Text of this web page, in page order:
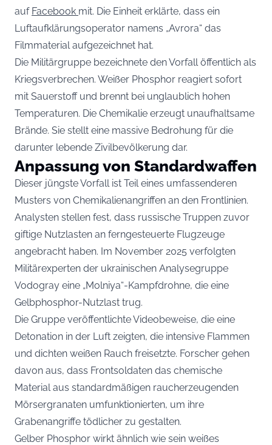
auf Facebook mit. Die Einheit erklärte, dass ein
Luftaufklärungsoperator namens „Avrora“ das
Filmmaterial aufgezeichnet hat.
Die Militärgruppe bezeichnete den Vorfall öffentlich als
Kriegsverbrechen. Weißer Phosphor reagiert sofort
mit Sauerstoff und brennt bei unglaublich hohen
Temperaturen. Die Chemikalie erzeugt unaufhaltsame
Brände. Sie stellt eine massive Bedrohung für die
darunter lebende Zivilbevölkerung dar.
Anpassung von Standardwaffen
Dieser jüngste Vorfall ist Teil eines umfassenderen
Musters von Chemikalienangriffen an den Frontlinien.
Analysten stellen fest, dass russische Truppen zuvor
giftige Nutzlasten an ferngesteuerte Flugzeuge
angebracht haben. Im November 2025 verfolgten
Militärexperten der ukrainischen Analysegruppe
Vodogray eine „Molniya“-Kampfdrohne, die eine
Gelbphosphor-Nutzlast trug.
Die Gruppe veröffentlichte Videobeweise, die eine
Detonation in der Luft zeigten, die intensive Flammen
und dichten weißen Rauch freisetzte. Forscher gehen
davon aus, dass Frontsoldaten das chemische
Material aus standardmäßigen raucherzeugenden
Mörsergranaten umfunktionierten, um ihre
Grabenangriffe tödlicher zu gestalten.
Gelber Phosphor wirkt ähnlich wie sein weißes